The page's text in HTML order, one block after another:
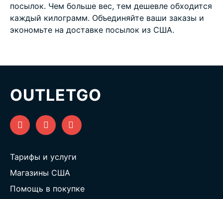
посылок. Чем больше вес, тем дешевле обходится
каждый килограмм. Объединяйте ваши заказы и
экономьте на доставке посылок из США.
OUTLETGO
Тарифы и услуги
Магазины США
Помощь в покупке